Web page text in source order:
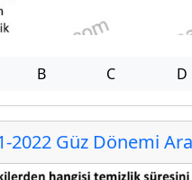
B C D
2022 Güz Dönemi Ara